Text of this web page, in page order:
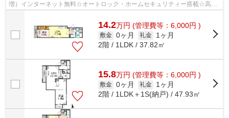
増）インターネット無料☆オートロック・ホームセキュリティー搭載☆高い
14.2万円 (管理費等：6,000円 )
敷金 0ヶ月 礼金
1ヶ月
2階 / 1LDK / 37.82㎡
15.8万円 (管理費等：6,000円 )
敷金 0ヶ月 礼金
1ヶ月
2階 / 1LDK＋1S(納戸) / 47.93㎡